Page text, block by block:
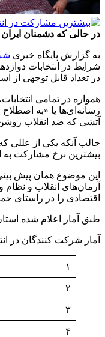
در حالی که دشمنان
به گزارش پایگاه خبری
در تعداد قابل توجهی از استان‌ها
همواره در تمامی
رسانه‌ای‌ها یا «به
آتشی که ضد انقلاب روشن
جالب آنکه یکی از عللی
بیشترین نرخ مشارکت
این موضوع همان پیش
آرمان‌های انقلاب و
اقتصادی را در راستای
طبق آمار اعلام شده استان کهگیلویه و بویر احمد
آمار شرکت کنندگان در
۱
۲
۳
۴